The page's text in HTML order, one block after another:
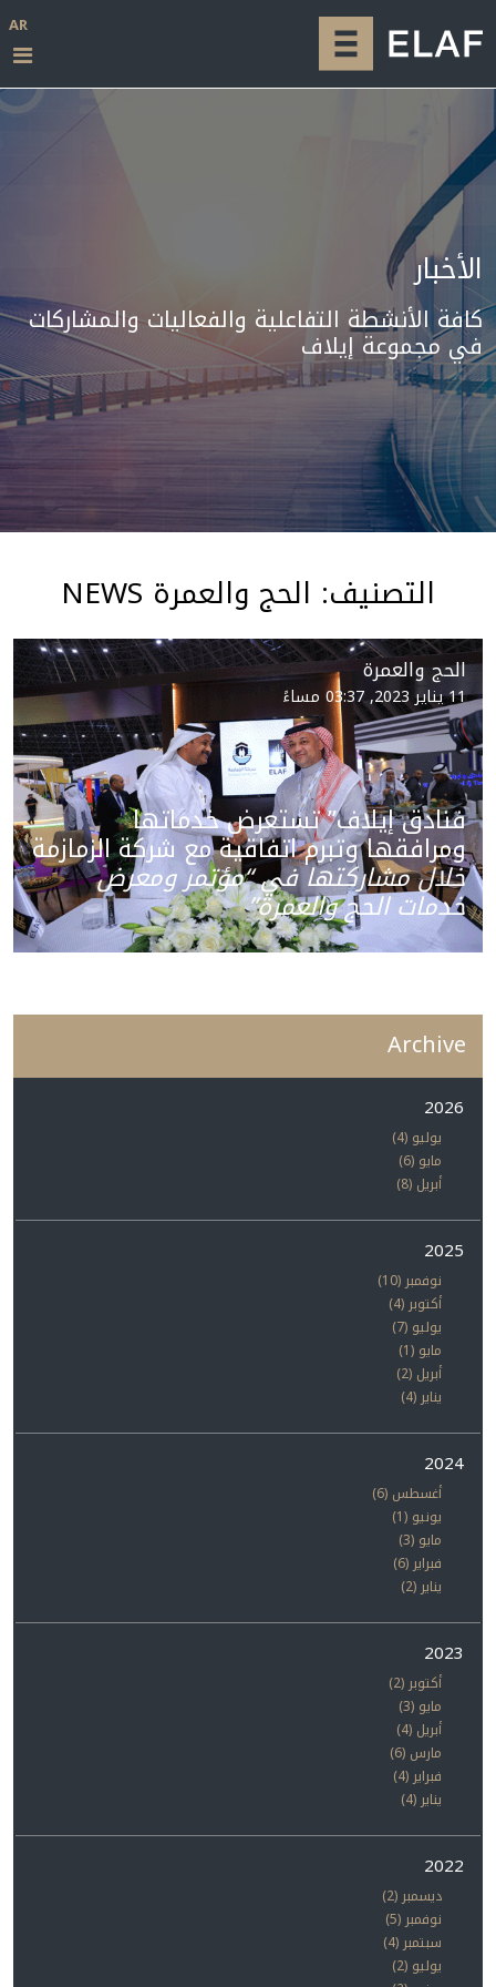
AR
الأخبار
كافة الأنشطة التفاعلية والفعاليات والمشاركات
في مجموعة إيلاف
التصنيف: الحج والعمرة
الحج والعمرة
11 يناير 2023, 03:37 مساءً
فنادق إيلاف” تستعرض خدماتها
ومرافقها وتبرم اتفاقية مع شركة الزمازمة
خلال مشاركتها في “مؤتمر ومعرض
خدمات الحج والعمرة”
Archive
2026
يوليو (4)
مايو (6)
أبريل (8)
2025
نوفمبر (10)
أكتوبر (4)
يوليو (7)
مايو (1)
أبريل (2)
يناير (4)
2024
أغسطس (6)
يونيو (1)
مايو (3)
فبراير (6)
يناير (2)
2023
أكتوبر (2)
مايو (3)
أبريل (4)
مارس (6)
فبراير (4)
يناير (4)
2022
ديسمبر (2)
نوفمبر (5)
سبتمبر (4)
يوليو (2)